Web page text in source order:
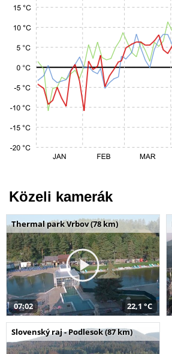
Közeli kamerák
Thermal park Vrbov (78 km)
07:02 22,1 °C
Slovenský raj - Podlesok (87 km)